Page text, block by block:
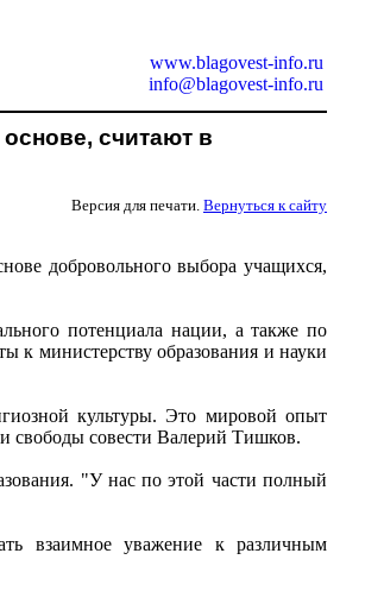
www.blagovest-info.ru
info@blagovest-info.ru
считают в
Версия для печати. Вернуться к сайту
добровольного выбора учащихся,
потенциала нации, а также по
к министерству образования и науки
культуры. Это мировой опыт
и свободы совести Валерий Тишков.
"У нас по этой части полный
взаимное уважение к различным